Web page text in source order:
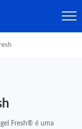
Fresh® é uma